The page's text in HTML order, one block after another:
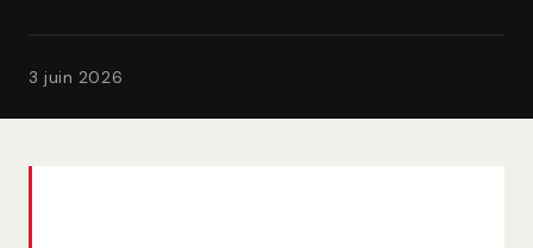
3 juin 2026